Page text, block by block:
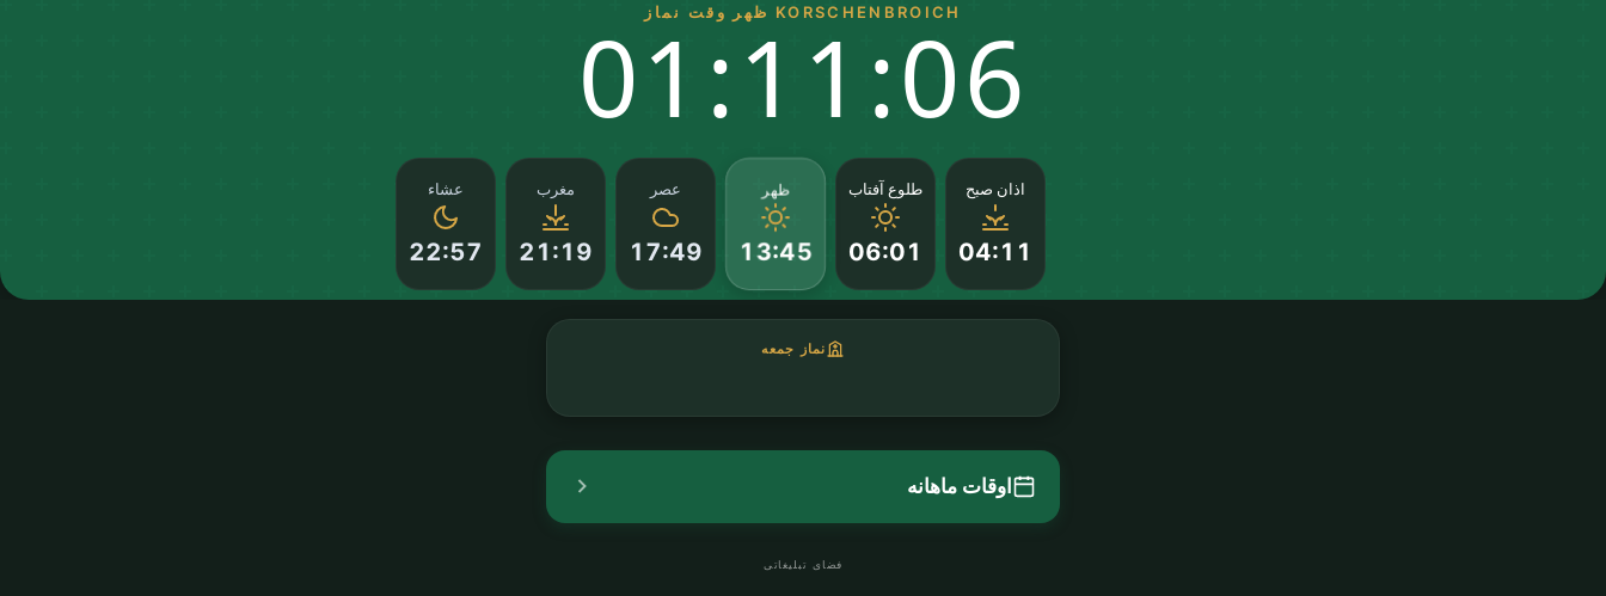
KORSCHENBROICH ظهر وقت نماز
01:11:05
اذان صبح
04:11
طلوع آفتاب
06:01
ظهر
13:45
عصر
17:49
مغرب
21:19
عشاء
22:57
نماز جمعه
اوقات ماهانه
فضای تبلیغاتی